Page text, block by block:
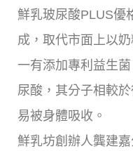
鮮乳玻尿酸PLUS優
成，取代市面上以
一有添加專利益生
尿酸，其分子相較
易被身體吸收。
鮮乳坊創辦人龔建